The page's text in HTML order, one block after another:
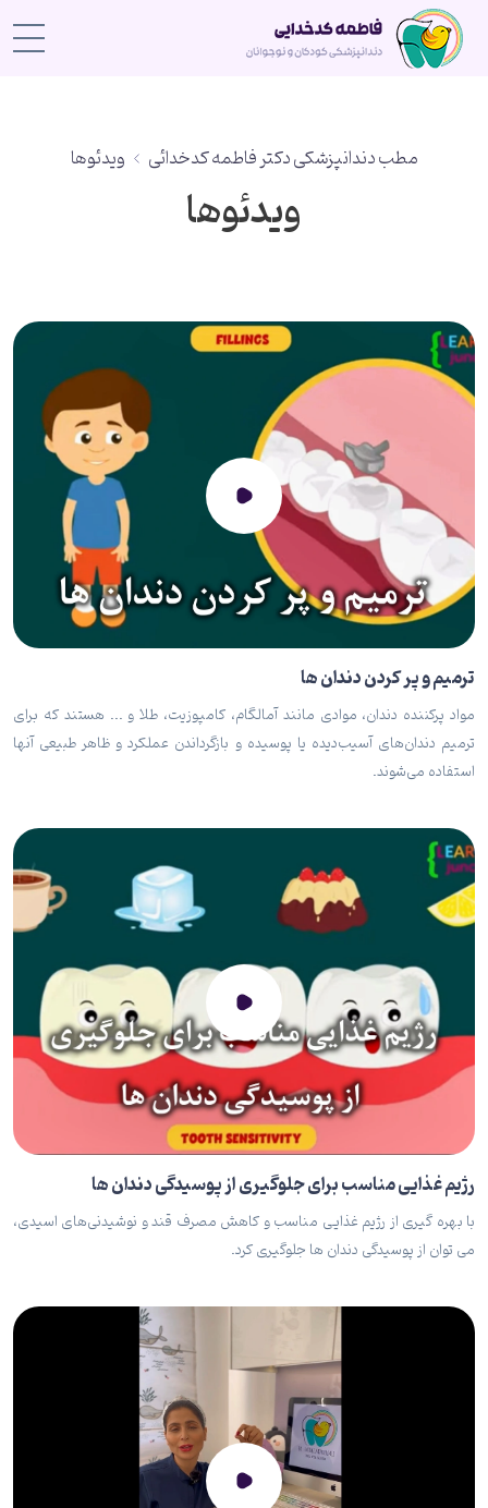
مطب دندانپزشکی دکتر فاطمه کدخدائی ویدئوها
ویدئوها
ترمیم و پر کردن دندان ها
مواد پرکننده دندان، موادی مانند آمالگام، کامپوزیت، طلا و ... هستند که برای
ترمیم دندان‌های آسیب‌دیده یا پوسیده و بازگرداندن عملکرد و ظاهر طبیعی آنها
استفاده می‌شوند.
رژیم غذایی مناسب برای جلوگیری از پوسیدگی دندان ها
با بهره گیری از رژیم غذایی مناسب و کاهش مصرف قند و نوشیدنی‌های اسیدی،
می توان از پوسیدگی دندان ها جلوگیری کرد.